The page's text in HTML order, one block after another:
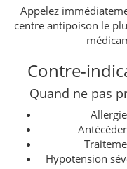
Appelez
centre antipoison le
Contre-
Quand ne pas
Hypotension